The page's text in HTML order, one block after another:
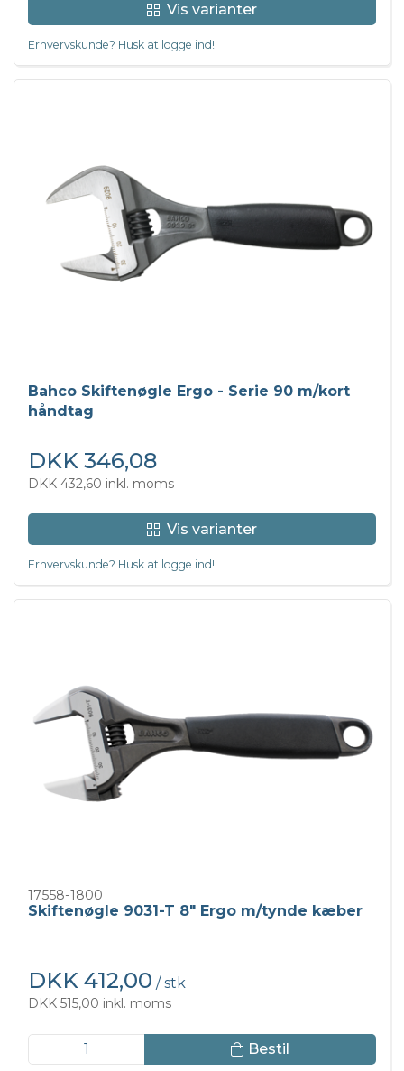
Vis varianter
Erhvervskunde? Husk at logge ind!
Bahco Skiftenøgle Ergo - Serie 90 m/kort
håndtag
DKK 346,08
DKK 432,60 inkl. moms
Vis varianter
Erhvervskunde? Husk at logge ind!
17558-1800
Skiftenøgle 9031-T 8" Ergo m/tynde kæber
DKK 412,00 / stk
DKK 515,00 inkl. moms
Bestil